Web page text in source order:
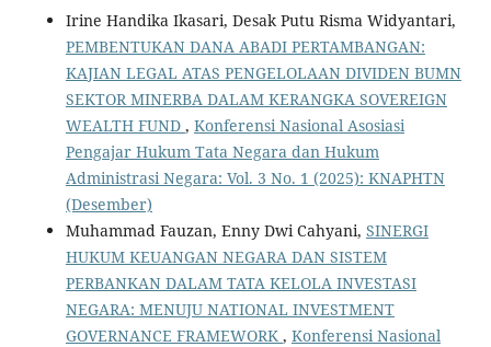
Irine Handika Ikasari, Desak Putu Risma Widyantari,
PEMBENTUKAN DANA ABADI PERTAMBANGAN:
KAJIAN LEGAL ATAS PENGELOLAAN DIVIDEN BUMN
SEKTOR MINERBA DALAM KERANGKA SOVEREIGN
WEALTH FUND , Konferensi Nasional Asosiasi
Pengajar Hukum Tata Negara dan Hukum
Administrasi Negara: Vol. 3 No. 1 (2025): KNAPHTN
(Desember)
Muhammad Fauzan, Enny Dwi Cahyani, SINERGI
HUKUM KEUANGAN NEGARA DAN SISTEM
PERBANKAN DALAM TATA KELOLA INVESTASI
NEGARA: MENUJU NATIONAL INVESTMENT
GOVERNANCE FRAMEWORK , Konferensi Nasional